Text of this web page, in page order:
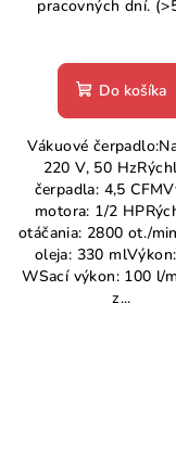
pracovných dní.
Do košíka
Vákuové
220 V, 50
čerpadla: 4,5
motora: 1/2
otáčania: 2800 ot./
oleja: 330
WSací výkon: 100 l/
z...